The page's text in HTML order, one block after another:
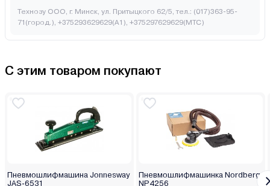
Технозу ООО, г. Минск, ул. Притыцкого 62/5, тел.: (017)363-95-
71(город.), +375293629629(A1), +375297629629(МТС)
С этим товаром покупают
Пневмошлифмашина Jonnesway
JAS-6531
Пневмошлифмашинка Nordberg
NP4256